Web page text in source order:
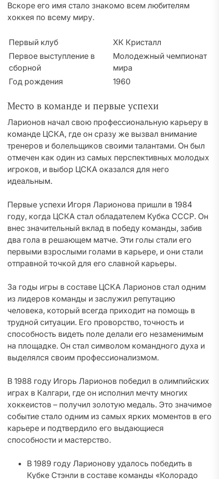
Вскоре его имя стало знакомо всем любителям
хоккея по всему миру.
Первый клуб
ХК Кристалл
Первое выступление в
сборной
Молодежный чемпионат
мира
Год рождения
1960
Место в команде и первые успехи
Ларионов начал свою профессиональную карьеру в
команде ЦСКА, где он сразу же вызвал внимание
тренеров и болельщиков своими талантами. Он был
отмечен как один из самых перспективных молодых
игроков, и выбор ЦСКА оказался для него
идеальным.
Первые успехи Игоря Ларионова пришли в 1984
году, когда ЦСКА стал обладателем Кубка СССР. Он
внес значительный вклад в победу команды, забив
два гола в решающем матче. Эти голы стали его
первыми взрослыми голами в карьере, и они стали
отправной точкой для его славной карьеры.
За годы игры в составе ЦСКА Ларионов стал одним
из лидеров команды и заслужил репутацию
человека, который всегда приходит на помощь в
трудной ситуации. Его проворство, точность и
способность видеть поле делали его незаменимым
на площадке. Он стал символом командного духа и
выделялся своим профессионализмом.
В 1988 году Игорь Ларионов победил в олимпийских
играх в Калгари, где он исполнил мечту многих
хоккеистов – получил золотую медаль. Это значимое
событие стало одним из самых ярких моментов в его
карьере и подтвердило его выдающиеся
способности и мастерство.
В 1989 году Ларионову удалось победить в
Кубке Стэнли в составе команды «Колорадо